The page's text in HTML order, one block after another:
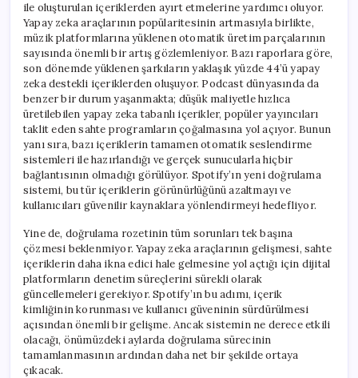
ile oluşturulan içeriklerden ayırt etmelerine yardımcı oluyor.
Yapay zeka araçlarının popülaritesinin artmasıyla birlikte,
müzik platformlarına yüklenen otomatik üretim parçalarının
sayısında önemli bir artış gözlemleniyor. Bazı raporlara göre,
son dönemde yüklenen şarkıların yaklaşık yüzde 44’ü yapay
zeka destekli içeriklerden oluşuyor. Podcast dünyasında da
benzer bir durum yaşanmakta; düşük maliyetle hızlıca
üretilebilen yapay zeka tabanlı içerikler, popüler yayıncıları
taklit eden sahte programların çoğalmasına yol açıyor. Bunun
yanı sıra, bazı içeriklerin tamamen otomatik seslendirme
sistemleri ile hazırlandığı ve gerçek sunucularla hiçbir
bağlantısının olmadığı görülüyor. Spotify’ın yeni doğrulama
sistemi, bu tür içeriklerin görünürlüğünü azaltmayı ve
kullanıcıları güvenilir kaynaklara yönlendirmeyi hedefliyor.
Yine de, doğrulama rozetinin tüm sorunları tek başına
çözmesi beklenmiyor. Yapay zeka araçlarının gelişmesi, sahte
içeriklerin daha ikna edici hale gelmesine yol açtığı için dijital
platformların denetim süreçlerini sürekli olarak
güncellemeleri gerekiyor. Spotify’ın bu adımı, içerik
kimliğinin korunması ve kullanıcı güveninin sürdürülmesi
açısından önemli bir gelişme. Ancak sistemin ne derece etkili
olacağı, önümüzdeki aylarda doğrulama sürecinin
tamamlanmasının ardından daha net bir şekilde ortaya
çıkacak.